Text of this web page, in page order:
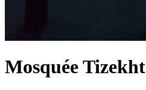
Mosquée Tizekht